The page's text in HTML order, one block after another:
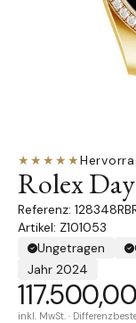
★★★★★
Rolex
Artikel: Z101053
Ungetragen
Jahr 2024
inkl. MwSt. ·